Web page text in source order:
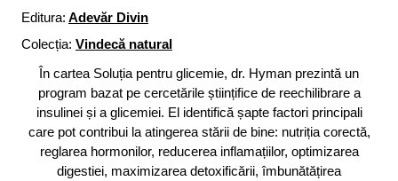
Editura: Adevăr Divin
Colecția: Vindecă natural
În cartea Soluția pentru glicemie, dr. Hyman prezintă un
program bazat pe cercetările științifice de reechilibrare a
insulinei și a glicemiei. El identifică șapte factori principali
care pot contribui la atingerea stării de bine: nutriția corectă,
reglarea hormonilor, reducerea inflamațiilor, optimizarea
digestiei, maximizarea detoxificării, îmbunătățirea